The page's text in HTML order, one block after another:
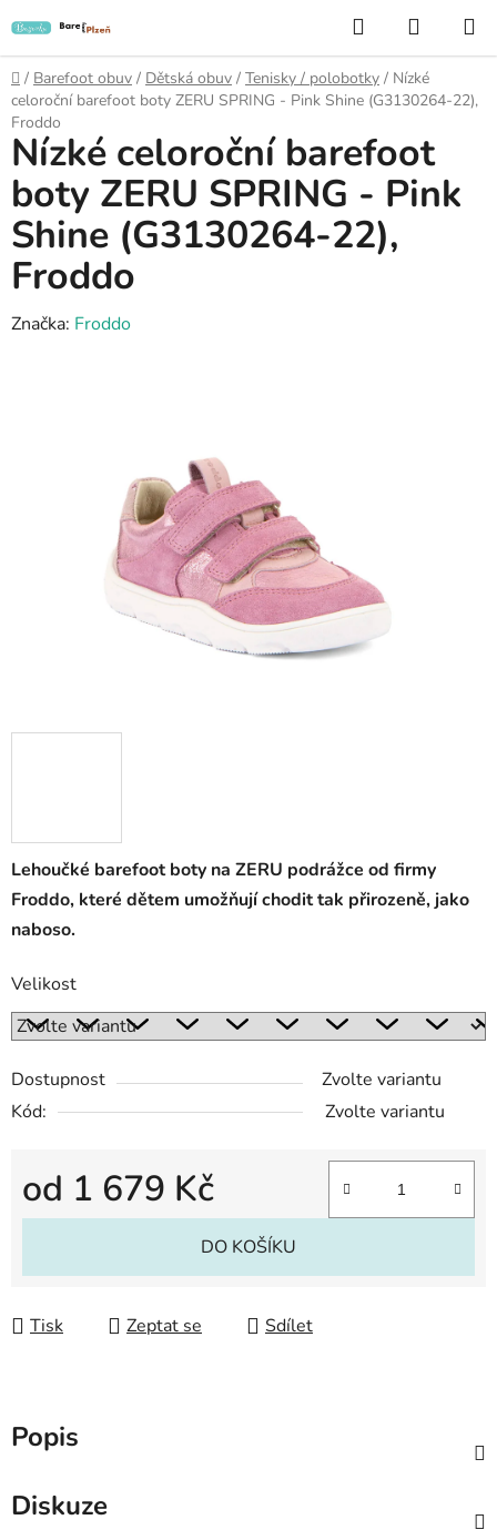
na
obsah
Hledat
KOŠÍK
Domů
/ Barefoot obuv / Dětská obuv / Tenisky / polobotky / Nízké
celoroční barefoot boty ZERU SPRING - Pink Shine (G3130264-22),
Froddo
Lehoučké barefoot boty na ZERU podrážce od firmy
Froddo, které dětem umožňují chodit tak přirozeně, jako
naboso.
Velikost
Dostupnost
Zvolte variantu
Kód:
Zvolte variantu
od 1 679 Kč
Měrná cena:
DO KOŠÍKU
Tisk Zeptat se Sdílet
Nízké celoroční barefoot
boty ZERU SPRING - Pink
Shine (G3130264-22),
Froddo
Značka: Froddo
Popis
Diskuze